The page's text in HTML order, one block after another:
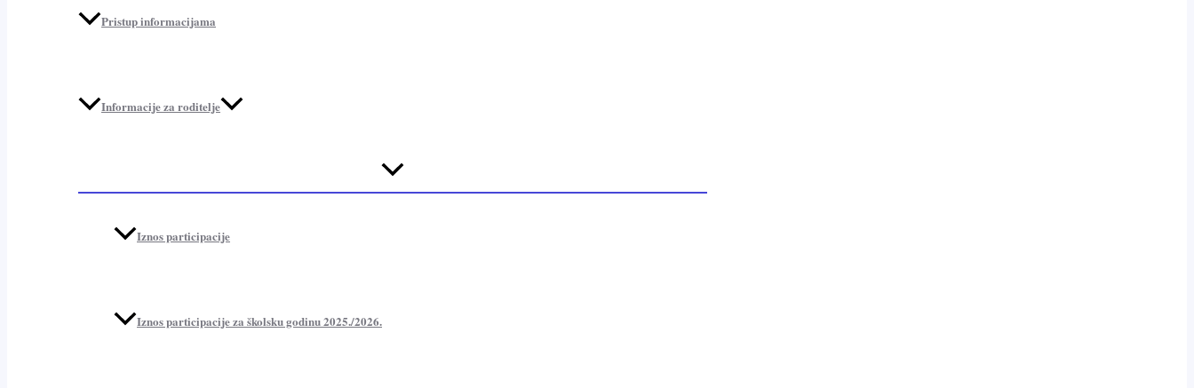
Pristup informacijama
Informacije za roditelje
Menu
Toggle
Iznos participacije
Iznos participacije za školsku godinu 2025./2026.